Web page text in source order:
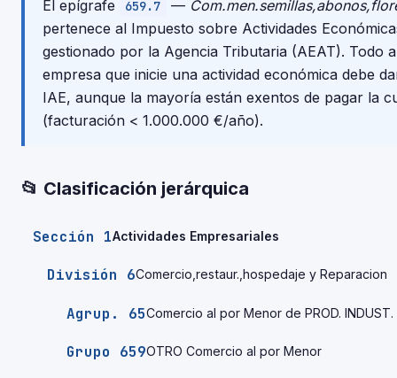
El epígrafe
659.7 —
pertenece al Impuesto sobre Actividades
gestionado por la Agencia Tributaria (AEAT). Todo
empresa que inicie una actividad económica debe
IAE, aunque la mayoría están exentos de pagar la
(facturación < 1.000.000 €/año).
📂 Clasificación jerárquica
Sección 1Actividades Empresariales
División 6Comercio,restaur.,hospedaje y Reparacion
Agrup. 65Comercio al por Menor de PROD. INDUST.
Grupo 659OTRO Comercio al por Menor